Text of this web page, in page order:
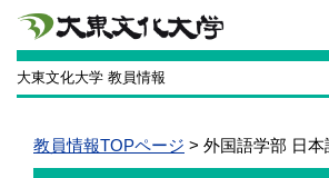
大東文化大学 教員情報
教員情報TOPページ > 外国語学部 日本